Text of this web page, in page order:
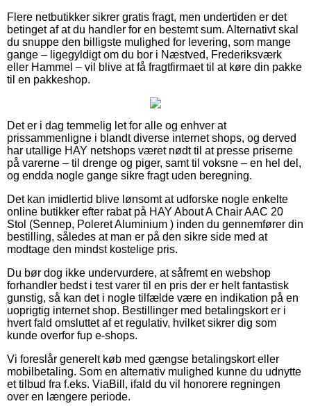
Flere netbutikker sikrer gratis fragt, men undertiden er det
betinget af at du handler for en bestemt sum. Alternativt skal
du snuppe den billigste mulighed for levering, som mange
gange – ligegyldigt om du bor i Næstved, Frederiksværk
eller Hammel – vil blive at få fragtfirmaet til at køre din pakke
til en pakkeshop.
Det er i dag temmelig let for alle og enhver at
prissammenligne i blandt diverse internet shops, og derved
har utallige HAY netshops været nødt til at presse priserne
på varerne – til drenge og piger, samt til voksne – en hel del,
og endda nogle gange sikre fragt uden beregning.
Det kan imidlertid blive lønsomt at udforske nogle enkelte
online butikker efter rabat på HAY About A Chair AAC 20
Stol (Sennep, Poleret Aluminium ) inden du gennemfører din
bestilling, således at man er på den sikre side med at
modtage den mindst kostelige pris.
Du bør dog ikke undervurdere, at såfremt en webshop
forhandler bedst i test varer til en pris der er helt fantastisk
gunstig, så kan det i nogle tilfælde være en indikation på en
uoprigtig internet shop. Bestillinger med betalingskort er i
hvert fald omsluttet af et regulativ, hvilket sikrer dig som
kunde overfor fup e-shops.
Vi foreslår generelt køb med gængse betalingskort eller
mobilbetaling. Som en alternativ mulighed kunne du udnytte
et tilbud fra f.eks. ViaBill, ifald du vil honorere regningen
over en længere periode.